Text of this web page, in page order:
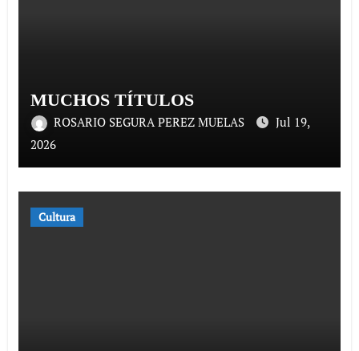
MUCHOS TÍTULOS
ROSARIO SEGURA PEREZ MUELAS
Jul 19,
2026
Cultura